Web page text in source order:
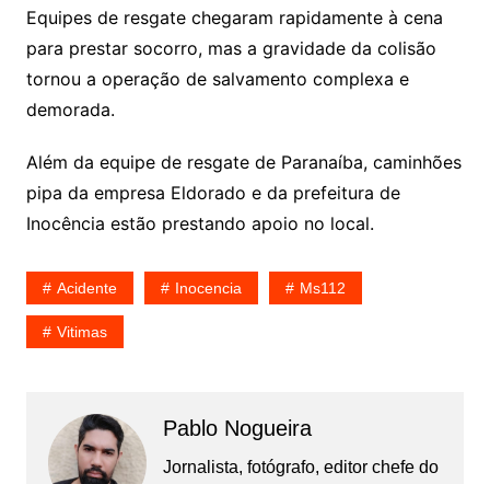
Equipes de resgate chegaram rapidamente à cena
para prestar socorro, mas a gravidade da colisão
tornou a operação de salvamento complexa e
demorada.
Além da equipe de resgate de Paranaíba, caminhões
pipa da empresa Eldorado e da prefeitura de
Inocência estão prestando apoio no local.
Acidente Inocencia Ms112
Vitimas
Pablo Nogueira
Jornalista, fotógrafo, editor chefe do